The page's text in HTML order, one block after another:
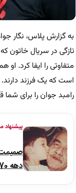
به گزارش پلاس، نگار
تازگی در سریال
متفاوتی را ایفا کرد.
است که یک فرزند
رامبد جوان را برای شما
پیشنهاد
صمیمت
دهه 70